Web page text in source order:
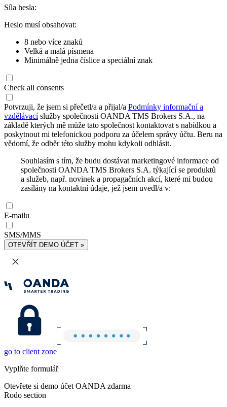
Síla hesla:
Heslo musí obsahovat:
8 nebo více znaků
Velká a malá písmena
Minimálně jedna číslice a speciální znak
Check all consents
Potvrzuji, že jsem si přečetl/a a přijal/a Podmínky informační a
vzdělávacíslužby společnosti OANDA TMS Brokers S.A., na
základě kterých mě může tato společnost kontaktovat s nabídkou a
poskytnout mi telefonickou podporu za účelem správy účtu. Beru na
vědomí, že odběr této služby mohu kdykoli odhlásit.
Souhlasím s tím, že budu dostávat marketingové informace od
společnosti OANDA TMS Brokers S.A. týkající se produktů
a služeb, např. novinek a propagačních akcí, které mi budou
zasílány na kontaktní údaje, jež jsem uvedl/a v:
E-mailu
SMS/MMS
OTEVŘÍT DEMO ÚČET »
go to client zone
Vyplňte formulář
Otevřete si demo účet OANDA zdarma
Rodo section